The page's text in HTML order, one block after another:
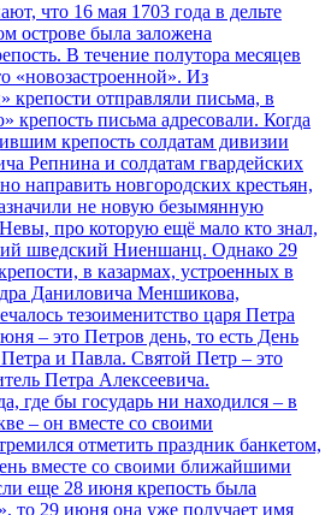
что 16 мая 1703 года в дельте
острове была заложена
В течение полутора месяцев
«новозастроенной». Из
крепости отправляли письма, в
крепость письма адресовали. Когда
крепость солдатам дивизии
Репнина и солдатам гвардейских
направить новгородских крестьян,
не новую безымянную
Невы, про которую ещё мало кто знал,
шведский Ниеншанц. Однако 29
в казармах, устроенных в
Даниловича Меншикова,
тезоименитство царя Петра
– это Петров день, то есть День
и Павла. Святой Петр – это
Петра Алексеевича.
где бы государь ни находился – в
– он вместе со своими
отметить праздник банкетом,
вместе со своими ближайшими
еще 28 июня крепость была
то 29 июня она уже получает имя